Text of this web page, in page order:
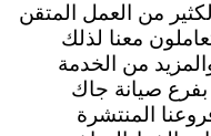
من العمل المتقن
معنا لذلك
من الخدمة
بفرع صيانة جاك
المنتشرة